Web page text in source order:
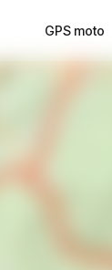
GPS moto